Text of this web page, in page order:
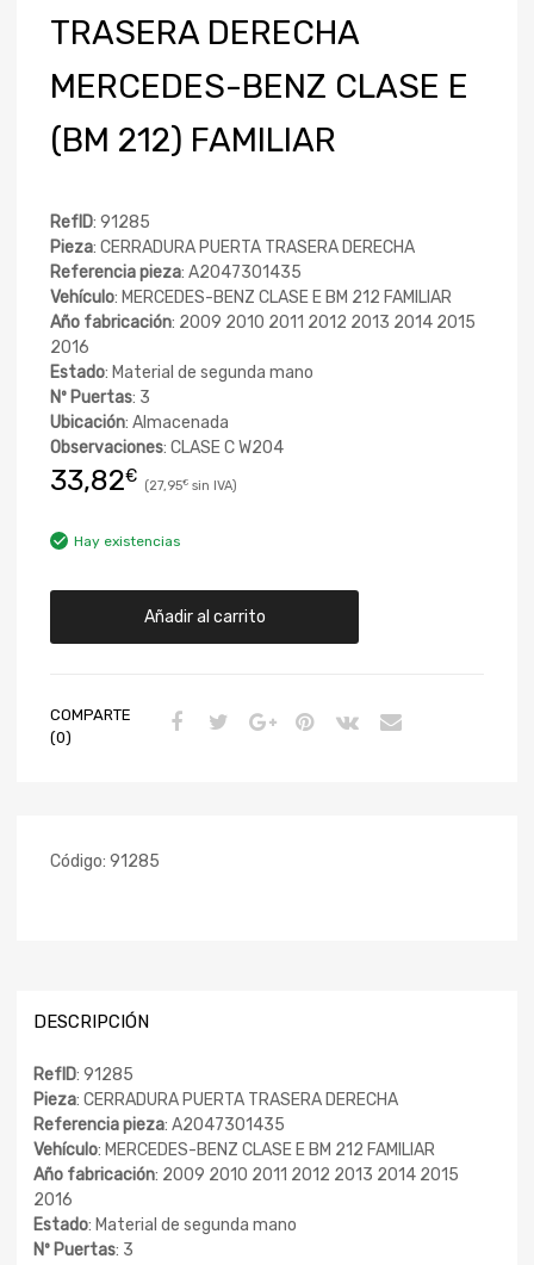
TRASERA DERECHA
MERCEDES-BENZ CLASE E
(BM 212) FAMILIAR
RefID: 91285
Pieza: CERRADURA PUERTA TRASERA DERECHA
Referencia pieza: A2047301435
Vehículo: MERCEDES-BENZ CLASE E BM 212 FAMILIAR
Año fabricación: 2009 2010 2011 2012 2013 2014 2015
2016
Estado: Material de segunda mano
Nº Puertas: 3
Ubicación: Almacenada
Observaciones: CLASE C W204
33,82€ 27,95€
Hay existencias
Añadir al carrito
COMPARTE
(0)
Código: 91285
DESCRIPCIÓN
RefID: 91285
Pieza: CERRADURA PUERTA TRASERA DERECHA
Referencia pieza: A2047301435
Vehículo: MERCEDES-BENZ CLASE E BM 212 FAMILIAR
Año fabricación: 2009 2010 2011 2012 2013 2014 2015
2016
Estado: Material de segunda mano
Nº Puertas: 3